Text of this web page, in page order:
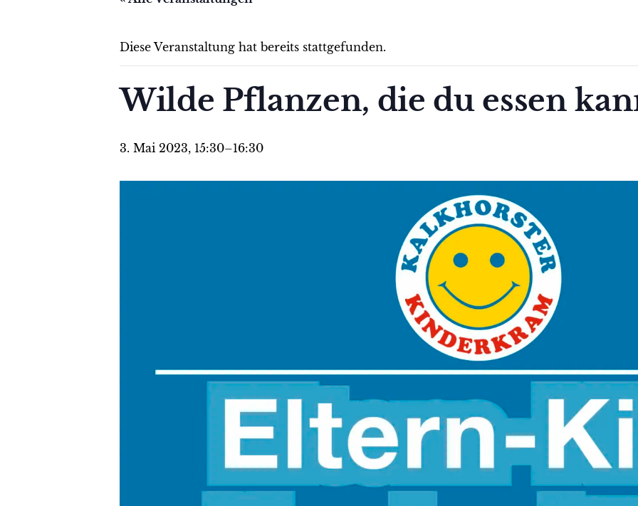
Diese Veranstaltung hat bereits stattgefunden.
Wilde Pflanzen, die du essen
3. Mai 2023, 15:30–16:30